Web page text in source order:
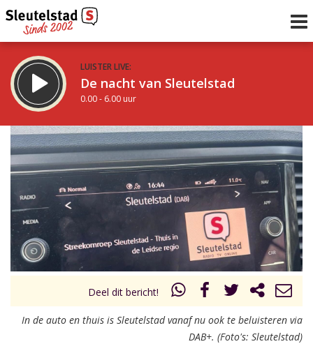
LUISTER LIVE:
De nacht van Sleutelstad
0.00 - 6.00 uur
STRAKS:
De ochtend van Sleutelstad
6.00 - 12.00 uur
Vorig uur
uur 1 van 0 Volgend uur
Deel dit bericht!
In de auto en thuis is Sleutelstad vanaf nu ook te beluisteren via
DAB+. (Foto's: Sleutelstad)